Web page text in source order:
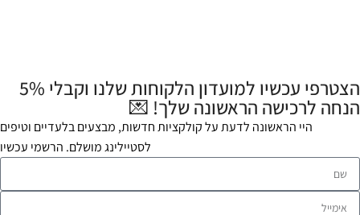
הצטרפי עכשיו למועדון הלקוחות שלנו וקבלי 5%
הנחה לרכישה הראשונה שלך! 💌
היי הראשונה לדעת על קולקציות חדשות, מבצעים בלעדיים וטיפים
לסטיילינג מושלם. הרשמי עכשיו